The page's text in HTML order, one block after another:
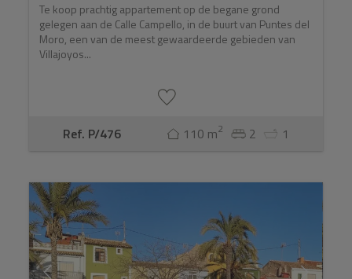
Te koop prachtig appartement op de begane grond
gelegen aan de Calle Campello, in de buurt van Puntes del
Moro, een van de meest gewaardeerde gebieden van
Villajoyos...
Ref. P/476 110 m2 2 1